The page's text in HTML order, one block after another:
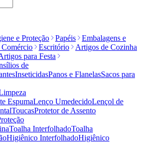
e Proteção Papéis
Embalagens e
Escritório
Artigos de Cozinha
para Festa
de
InseticidasPanos e FlanelasSacos para
EspumaLenço UmedecidoLençol de
ToucasProtetor de Assento
Toalha InterfolhadoToalha
Higiênico InterfolhadoHigiênico